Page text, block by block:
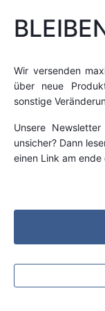
Wir versenden
über neue
sonstige
Unsere
unsicher? Dann
einen Link am